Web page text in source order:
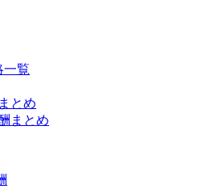
一覧
とめ
まとめ